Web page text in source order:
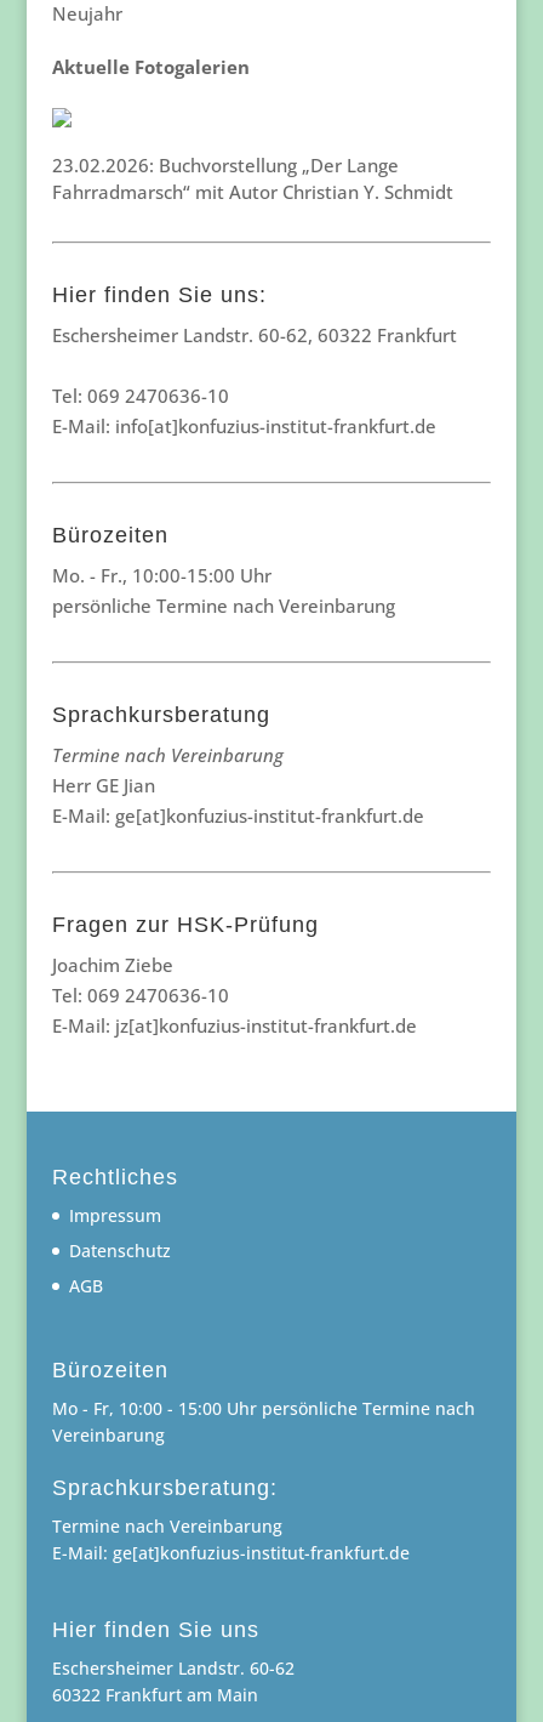
Neujahr
Aktuelle Fotogalerien
23.02.2026: Buchvorstellung „Der Lange
Fahrradmarsch“ mit Autor Christian Y. Schmidt
Hier finden Sie uns:
Eschersheimer Landstr. 60-62, 60322 Frankfurt
Tel: 069 2470636-10
E-Mail: info[at]konfuzius-institut-frankfurt.de
Bürozeiten
Mo. - Fr., 10:00-15:00 Uhr
persönliche Termine nach Vereinbarung
Sprachkursberatung
Termine nach Vereinbarung
Herr GE Jian
E-Mail: ge[at]konfuzius-institut-frankfurt.de
Fragen zur HSK-Prüfung
Joachim Ziebe
Tel: 069 2470636-10
E-Mail: jz[at]konfuzius-institut-frankfurt.de
Rechtliches
Impressum
Datenschutz
AGB
Bürozeiten
Mo - Fr, 10:00 - 15:00 Uhr persönliche Termine nach
Vereinbarung
Sprachkursberatung:
Termine nach Vereinbarung
E-Mail: ge[at]konfuzius-institut-frankfurt.de
Hier finden Sie uns
Eschersheimer Landstr. 60-62
60322 Frankfurt am Main